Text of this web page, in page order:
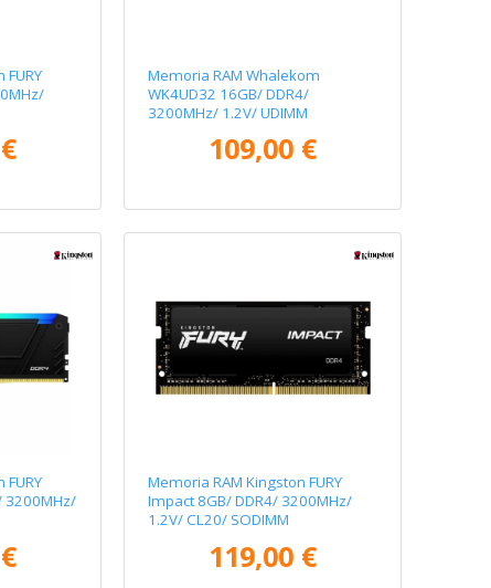
Memoria RAM Whalekom
WK4UD32 16GB/ DDR4/
3200MHz/ 1.2V/ UDIMM
109,00 €
3200MHz/
Memoria RAM Kingston FURY
Impact 8GB/ DDR4/ 3200MHz/
1.2V/ CL20/ SODIMM
119,00 €